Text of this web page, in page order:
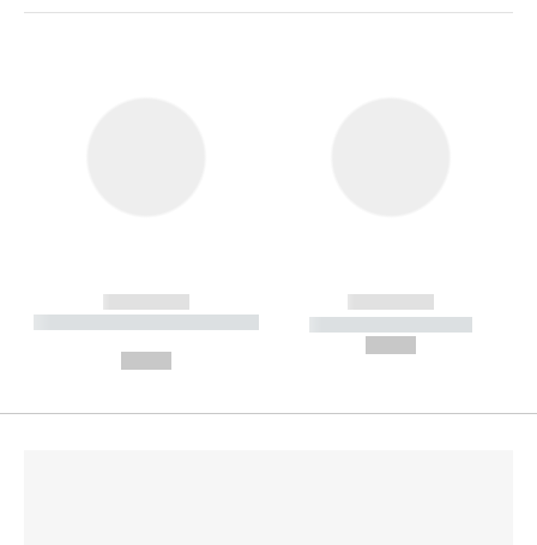
------------
----------- ----------- --------
------------
----------- -----------